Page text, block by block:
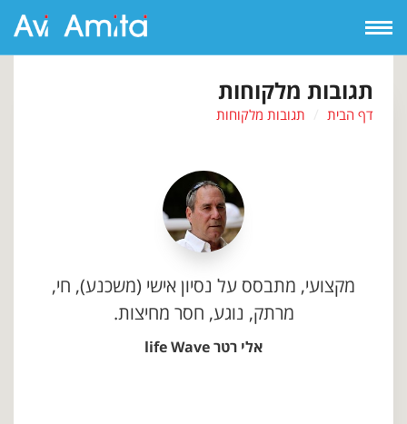
Open
Navigation
תגובות מלקוחות
דף הבית תגובות מלקוחות
מקצועי, מתבסס על נסיון אישי (משכנע), חי,
מרתק, נוגע, חסר מחיצות.
אלי רטר life Wave